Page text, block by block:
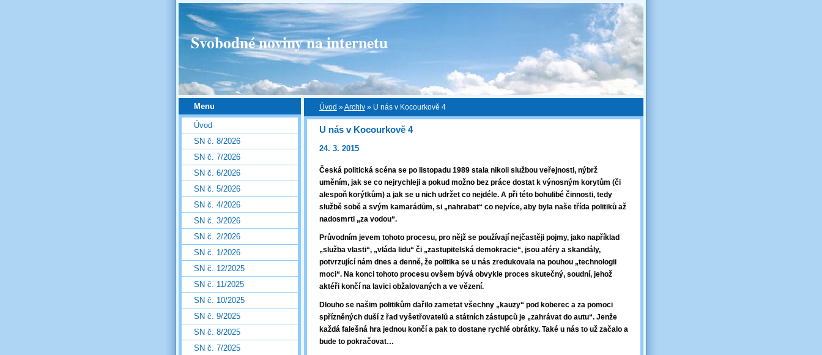
Svobodné noviny na internetu
Úvod »Archiv » U nás v Kocourkově 4
U nás v Kocourkově 4
24. 3. 2015
Česká politická scéna se po listopadu 1989 stala nikoli službou veřejnosti, nýbrž
uměním, jak se co nejrychleji a pokud možno bez práce dostat k výnosným korytům (či
alespoň korýtkům) a jak se u nich udržet co nejdéle. A při této bohulibé činnosti, tedy
službě sobě a svým kamarádům, si „nahrabat“ co nejvíce, aby byla naše třída politiků až
nadosmrti „za vodou“.
Průvodním jevem tohoto procesu, pro nějž se používají nejčastěji pojmy, jako například
„služba vlasti“, „vláda lidu“ či „zastupitelská demokracie“, jsou aféry a skandály,
potvrzující nám dnes a denně, že politika se u nás zredukovala na pouhou „technologii
moci“. Na konci tohoto procesu ovšem bývá obvykle proces skutečný, soudní, jehož
aktéři končí na lavici obžalovaných a ve vězení.
Dlouho se našim politikům dařilo zametat všechny „kauzy“ pod koberec a za pomoci
spřízněných duší z řad vyšetřovatelů a státních zástupců je „zahrávat do autu“. Jenže
každá falešná hra jednou končí a pak to dostane rychlé obrátky. Také u nás to už začalo a
bude to pokračovat…
Menu
Úvod
SN č. 8/2026
SN č. 7/2026
SN č. 6/2026
SN č. 5/2026
SN č. 4/2026
SN č. 3/2026
SN č. 2/2026
SN č. 1/2026
SN č. 12/2025
SN č. 11/2025
SN č. 10/2025
SN č. 9/2025
SN č. 8/2025
SN č. 7/2025